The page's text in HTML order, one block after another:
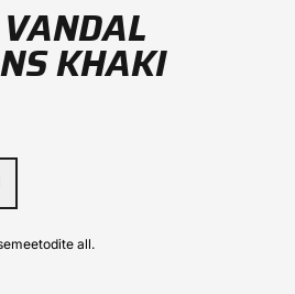
KHAKI
all.